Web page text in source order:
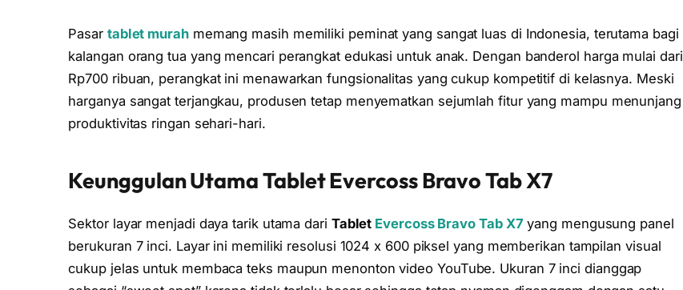
Pasar tablet murahmemang masih memiliki peminat yang sangat luas di Indonesia, terutama bagi
kalangan orang tua yang mencari perangkat edukasi untuk anak. Dengan banderol harga mulai dari
Rp700 ribuan, perangkat ini menawarkan fungsionalitas yang cukup kompetitif di kelasnya. Meski
harganya sangat terjangkau, produsen tetap menyematkan sejumlah fitur yang mampu menunjang
produktivitas ringan sehari-hari.
Keunggulan Utama Tablet Evercoss Bravo Tab X7
Sektor layar menjadi daya tarik utama dari Tablet Evercoss Bravo Tab X7 yang mengusung panel
berukuran 7 inci. Layar ini memiliki resolusi 1024 x 600 piksel yang memberikan tampilan visual
cukup jelas untuk membaca teks maupun menonton video YouTube. Ukuran 7 inci dianggap